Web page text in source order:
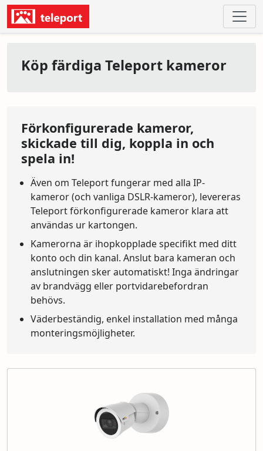
Köp färdiga Teleport kameror
Förkonfigurerade kameror,
skickade till dig, koppla in och
spela in!
Även om Teleport fungerar med alla IP-
kameror (och vanliga DSLR-kameror), levereras
Teleport förkonfigurerade kameror klara att
användas ur kartongen.
Kamerorna är ihopkopplade specifikt med ditt
konto och din kanal. Anslut bara kameran och
anslutningen sker automatiskt! Inga ändringar
av brandvägg eller portvidarebefordran
behövs.
Väderbeständig, enkel installation med många
monteringsmöjligheter.